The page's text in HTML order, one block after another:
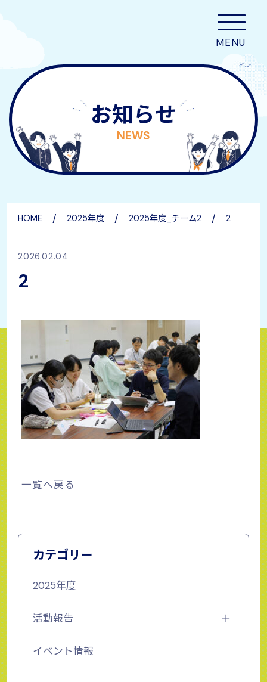
お知らせ
NEWS
HOME / 2025年度/ 2025年度_チーム2/ 2
2026.02.04
2
一覧へ戻る
カテゴリー
2025年度
活動報告
イベント情報